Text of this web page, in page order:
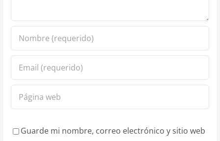
Guarde mi nombre, correo electrónico y sitio web